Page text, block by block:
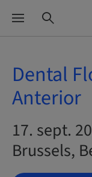
Dental
Anterior
17. sept.
Brussels,